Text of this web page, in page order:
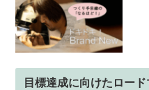
目標達成に向けたロー